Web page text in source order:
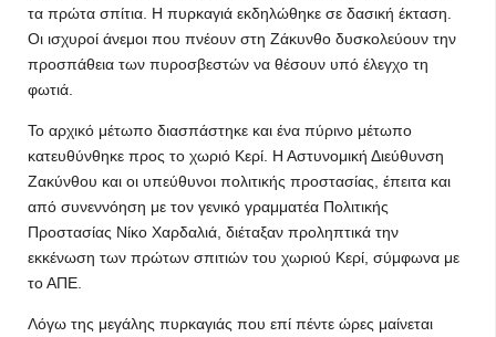
τα πρώτα σπίτια. Η πυρκαγιά εκδηλώθηκε σε δασική έκταση.
Οι ισχυροί άνεμοι που πνέουν στη Ζάκυνθο δυσκολεύουν την
προσπάθεια των πυροσβεστών να θέσουν υπό έλεγχο τη
φωτιά.
Το αρχικό μέτωπο διασπάστηκε και ένα πύρινο μέτωπο
κατευθύνθηκε προς το χωριό Κερί. Η Αστυνομική Διεύθυνση
Ζακύνθου και οι υπεύθυνοι πολιτικής προστασίας, έπειτα και
από συνεννόηση με τον γενικό γραμματέα Πολιτικής
Προστασίας Νίκο Χαρδαλιά, διέταξαν προληπτικά την
εκκένωση των πρώτων σπιτιών του χωριού Κερί, σύμφωνα με
το ΑΠΕ.
Λόγω της μεγάλης πυρκαγιάς που επί πέντε ώρες μαίνεται